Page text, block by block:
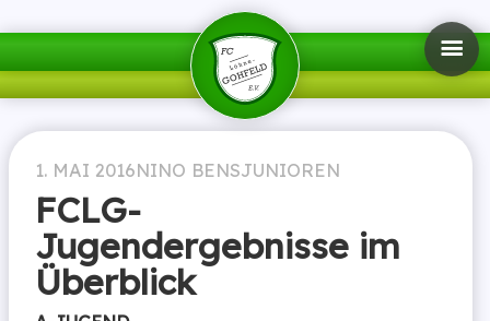
1. MAI 2016NINO BENSJUNIOREN
FCLG-
Jugendergebnisse im
Überblick